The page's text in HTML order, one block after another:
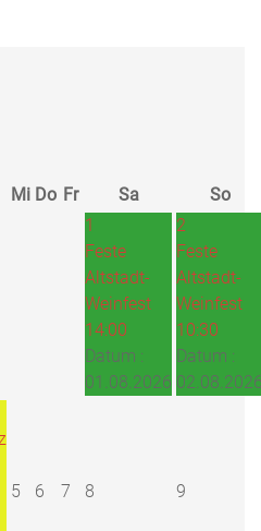
Mi Do Fr Sa
So
1
Feste
Altstadt-
Weinfest
14:00
Datum :
01.08.2026
2
Feste
Altstadt-
Weinfest
10:30
Datum :
5 6 7 8 9